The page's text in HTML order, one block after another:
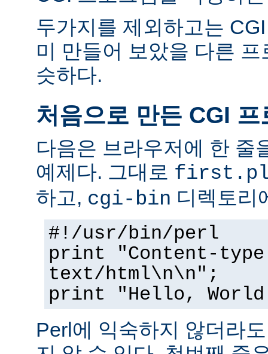
두가지를 제외하고는
미 만들어 보았을 다른
슷하다.
처음으로 만든 CGI 프
다음은 브라우저에 한 줄
예제다. 그대로
하고, cgi-bin 디렉토리
#!/usr/bin/perl
print "Content-
text/html\n\n";
print "Hello,
Perl에 익숙하지 않더라